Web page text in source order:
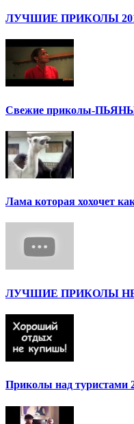
ЛУЧШИЕ ПРИКОЛЫ 2018
Cвежие приколы-
Лама которая хохочет
ЛУЧШИЕ ПРИКОЛЫ
Приколы над туристами